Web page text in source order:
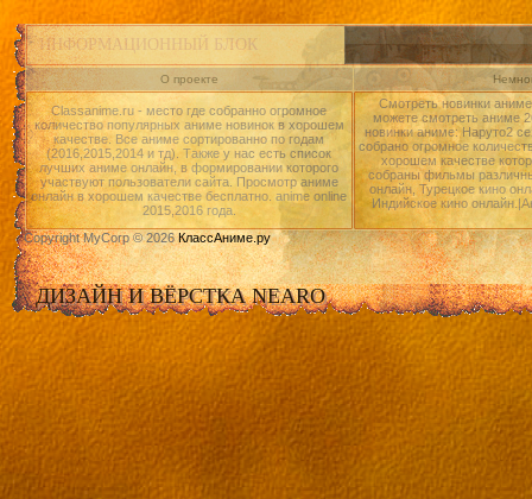
ИНФОРМАЦИОННЫЙ БЛОК
О проекте
Classanime.ru - место где собранно огромное
количество популярных аниме новинок в хорошем
качестве. Все аниме сортированно по годам
(2016,2015,2014 и тд). Также у нас есть список
лучших аниме онлайн, в формировании которого
участвуют пользователи сайта. Просмотр аниме
онлайн в хорошем качестве бесплатно. anime online
2015,2016 года.
Смотреть новинки
можете смотреть аниме
новинки аниме: Наруто2
собрано огромное
хорошем качестве
собраны фильмы
онлайн, Турецкое кино
Индийское кино
Copyright MyCorp © 2026КлассАниме.ру
ДИЗАЙН И ВЁРСТКА NEARO